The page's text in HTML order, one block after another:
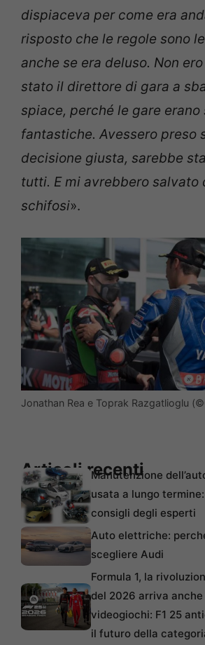
dispiaceva per come era
risposto che le regole sono
anche se era deluso. Non
stato il direttore di gara a
spiace, perché le gare erano
fantastiche. Avessero preso
decisione giusta, sarebbe
tutti. E mi avrebbero salvato
schifosi».
Jonathan Rea e Toprak Razgatlioglu
Articoli recenti
Manutenzione
usata a lungo
consigli degli esperti
Auto elettriche:
scegliere Audi
Formula 1, la
del 2026 arriva anche
videogiochi: F1 25
il futuro della